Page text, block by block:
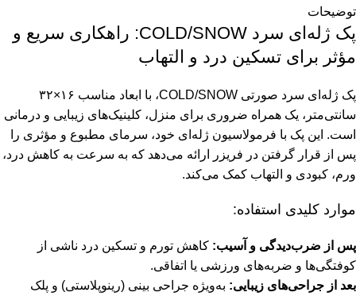
توضیحات
پک ژله‌ای سرد COLD/SNOW: راهکاری سریع و
مؤثر برای تسکین درد و التهاب
پک ژله‌ای سرد صورتی COLD/SNOW، با ابعاد مناسب ۱۶×۳۲
سانتی‌متر، یک همراه ضروری برای منزل، کلینیک‌های زیبایی و درمانی
است. این پک با فرمولاسیون ژله‌ای خود، سرمای مطبوع و مؤثری را
پس از قرار گرفتن در فریزر ارائه می‌دهد که به سرعت به کاهش درد،
ورم، کبودی و التهاب کمک می‌کند.
موارد کلیدی استفاده:
پس از ضرب‌دیدگی و آسیب: کاهش تورم و تسکین درد ناشی از
کوفتگی‌ها و ضربه‌های ورزشی یا اتفاقی.
بعد از جراحی‌های زیبایی: به‌ویژه جراحی بینی (رینوپلاستی) و پلک